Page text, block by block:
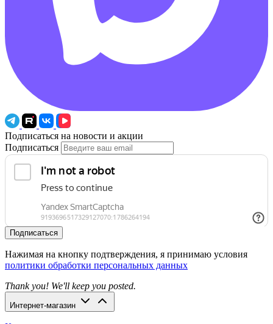
Подписаться на новости и акции
Подписаться
Подписаться
Нажимая на кнопку подтверждения, я принимаю условия
политики обработки персональных данных
Thank you! We'll keep you posted.
Интернет-магазин